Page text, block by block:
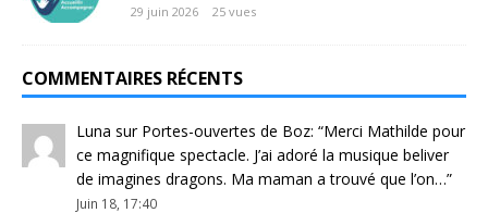
29 juin 2026 25 vues
COMMENTAIRES RÉCENTS
Luna sur Portes-ouvertes de Boz: “Merci Mathilde pour
ce magnifique spectacle. J’ai adoré la musique beliver
de imagines dragons. Ma maman a trouvé que l’on…”
Juin 18, 17:40